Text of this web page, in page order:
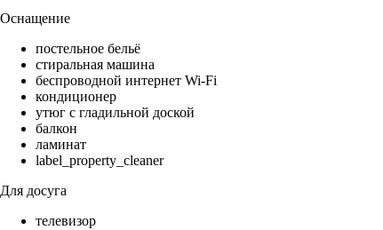
Оснащение
постельное бельё
стиральная машина
беспроводной интернет Wi-Fi
кондиционер
утюг с гладильной доской
балкон
ламинат
label_property_cleaner
Для досуга
телевизор